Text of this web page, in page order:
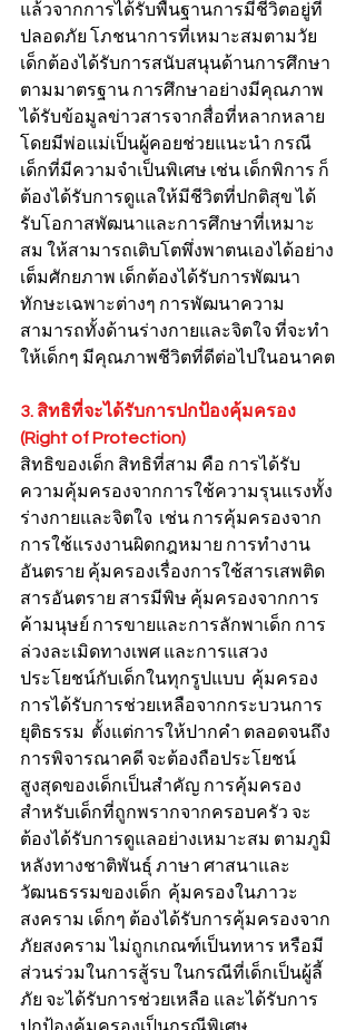
แล้วจากการได้รับพื้นฐานการมีชีวิตอยู่ที่
ปลอดภัย โภชนาการที่เหมาะสมตามวัย
เด็กต้องได้รับการสนับสนุนด้านการศึกษา
ตามมาตรฐาน การศึกษาอย่างมีคุณภาพ
ได้รับข้อมูลข่าวสารจากสื่อที่หลากหลาย
โดยมีพ่อแม่เป็นผู้คอยช่วยแนะนำ กรณี
เด็กที่มีความจำเป็นพิเศษ เช่น เด็กพิการ ก็
ต้องได้รับการดูแลให้มีชีวิตที่ปกติสุข ได้
รับโอกาสพัฒนาและการศึกษาที่เหมาะ
สม ให้สามารถเติบโตพึ่งพาตนเองได้อย่าง
เต็มศักยภาพ เด็กต้องได้รับการพัฒนา
ทักษะเฉพาะต่างๆ การพัฒนาความ
สามารถทั้งด้านร่างกายและจิตใจ ที่จะทำ
ให้เด็กๆ มีคุณภาพชีวิตที่ดีต่อไปในอนาคต
3. สิทธิที่จะได้รับการปกป้องคุ้มครอง
(Right of Protection)
สิทธิของเด็ก สิทธิที่สาม คือ การได้รับ
ความคุ้มครองจากการใช้ความรุนแรงทั้ง
ร่างกายและจิตใจ  เช่น การคุ้มครองจาก
การใช้แรงงานผิดกฎหมาย การทำงาน
อันตราย คุ้มครองเรื่องการใช้สารเสพติด
สารอันตราย สารมีพิษ คุ้มครองจากการ
ค้ามนุษย์ การขายและการลักพาเด็ก การ
ล่วงละเมิดทางเพศ และการแสวง
ประโยชน์กับเด็กในทุกรูปแบบ  คุ้มครอง
การได้รับการช่วยเหลือจากกระบวนการ
ยุติธรรม  ตั้งแต่การให้ปากคำ ตลอดจนถึง
การพิจารณาคดี จะต้องถือประโยชน์
สูงสุดของเด็กเป็นสำคัญ การคุ้มครอง
สำหรับเด็กที่ถูกพรากจากครอบครัว จะ
ต้องได้รับการดูแลอย่างเหมาะสม ตามภูมิ
หลังทางชาติพันธุ์ ภาษา ศาสนาและ
วัฒนธรรมของเด็ก  คุ้มครองในภาวะ
สงคราม เด็กๆ ต้องได้รับการคุ้มครองจาก
ภัยสงคราม ไม่ถูกเกณฑ์เป็นทหาร หรือมี
ส่วนร่วมในการสู้รบ ในกรณีที่เด็กเป็นผู้ลี้
ภัย จะได้รับการช่วยเหลือ และได้รับการ